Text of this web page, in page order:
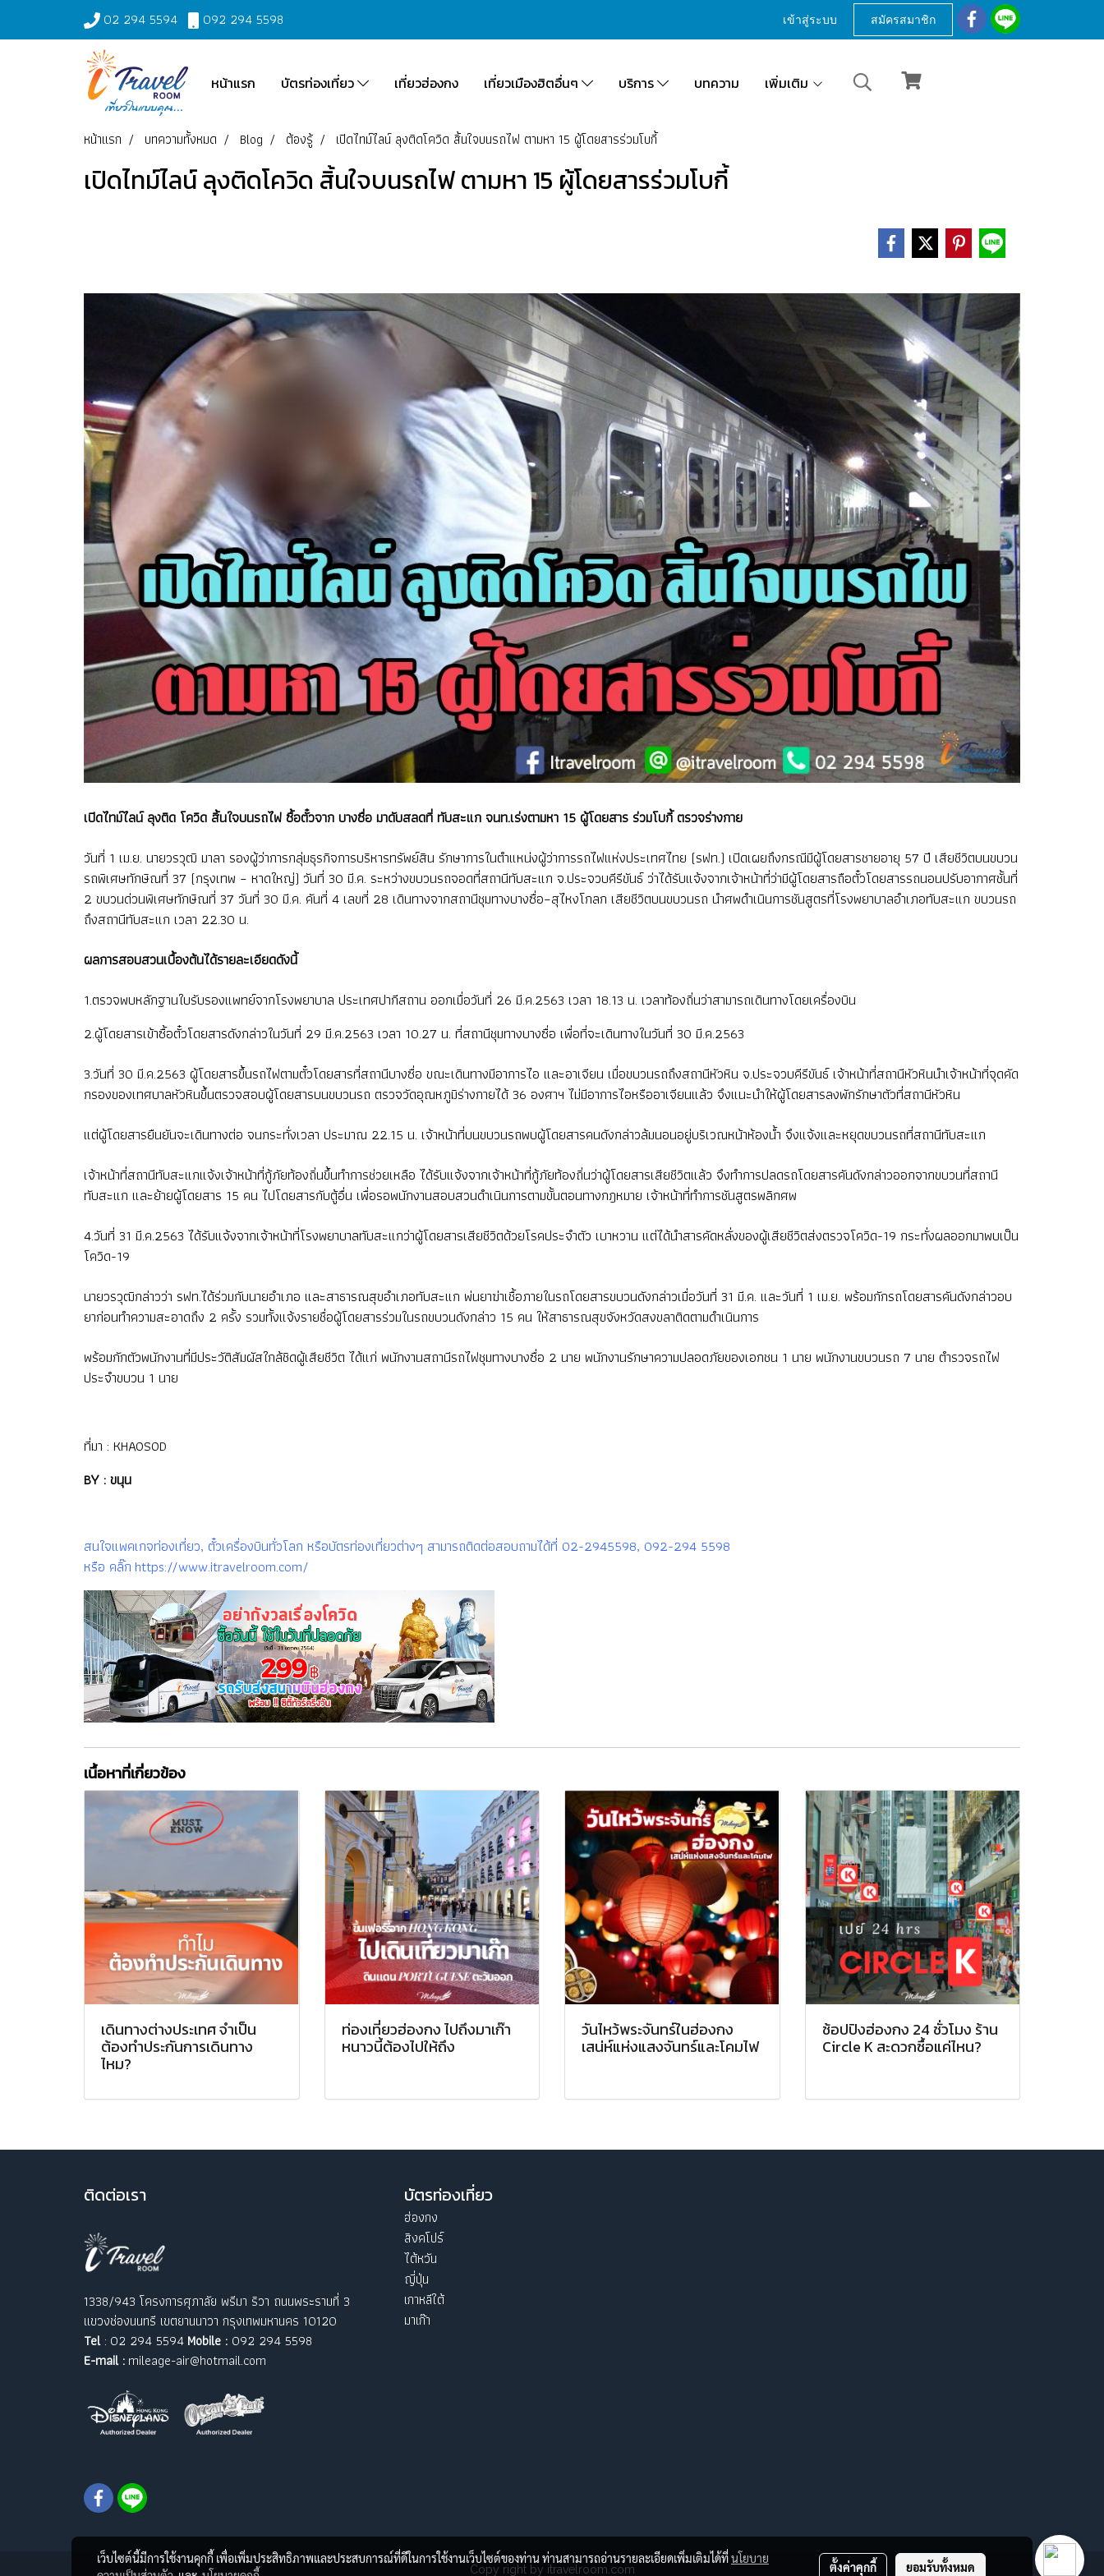
02 294 5594 092 294 5598 เข้าสู่ระบบ สมัครสมาชิก
หน้าแรก บัตรท่องเที่ยว เที่ยวฮ่องกง เที่ยวเมืองฮิตอื่นๆ บริการ บทความ เพิ่มเติม
หน้าแรก บทความทั้งหมด Blog ต้องรู้ เปิดไทม์ไลน์ ลุงติดโควิด สิ้นใจบนรถไฟ ตามหา 15 ผู้โดยสารร่วมโบกี้
เปิดไทม์ไลน์ ลุงติดโควิด สิ้นใจบนรถไฟ ตามหา 15 ผู้โดยสารร่วมโบกี้
เปิดไทม์ไลน์ ลุงติด โควิด สิ้นใจบนรถไฟ ซื้อตั๋วจาก บางซื่อ มาดับสลดที่ ทับสะแก จนท.เร่งตามหา 15 ผู้โดยสาร ร่วมโบกี้ ตรวจร่างกาย
วันที่ 1 เม.ย. นายวรวุฒิ มาลา รองผู้ว่าการกลุ่มธุรกิจการบริหารทรัพย์สิน รักษาการในตำแหน่งผู้ว่าการรถไฟแห่งประเทศไทย (รฟท.) เปิดเผยถึงกรณีมีผู้โดยสารชายอายุ 57 ปี เสียชีวิตบนขบวน
รถพิเศษทักษิณที่ 37 (กรุงเทพ – หาดใหญ่) วันที่ 30 มี.ค. ระหว่างขบวนรถจอดที่สถานีทับสะแก จ.ประจวบคีรีขันธ์ ว่าได้รับแจ้งจากเจ้าหน้าที่ว่ามีผู้โดยสารถือตั๋วโดยสารรถนอนปรับอากาศชั้นที่
2 ขบวนด่วนพิเศษทักษิณที่ 37 วันที่ 30 มี.ค. คันที่ 4 เลขที่ 28 เดินทางจากสถานีชุมทางบางซื่อ–สุไหงโกลก เสียชีวิตบนขบวนรถ นำศพดำเนินการชันสูตรที่โรงพยาบาลอำเภอทับสะแก ขบวนรถ
ถึงสถานีทับสะแก เวลา 22.30 น.
ผลการสอบสวนเบื้องต้นได้รายละเอียดดังนี้
1.ตรวจพบหลักฐานใบรับรองแพทย์จากโรงพยาบาล ประเทศปากีสถาน ออกเมื่อวันที่ 26 มี.ค.2563 เวลา 18.13 น. เวลาท้องถิ่นว่าสามารถเดินทางโดยเครื่องบิน
2.ผู้โดยสารเข้าซื้อตั๋วโดยสารดังกล่าวในวันที่ 29 มี.ค.2563 เวลา 10.27 น. ที่สถานีชุมทางบางซื่อ เพื่อที่จะเดินทางในวันที่ 30 มี.ค.2563
3.วันที่ 30 มี.ค.2563 ผู้โดยสารขึ้นรถไฟตามตั๋วโดยสารที่สถานีบางซื่อ ขณะเดินทางมีอาการไอ และอาเจียน เมื่อขบวนรถถึงสถานีหัวหิน จ.ประจวบคีรีขันธ์ เจ้าหน้าที่สถานีหัวหินนำเจ้าหน้าที่จุดคัด
กรองของเทศบาลหัวหินขึ้นตรวจสอบผู้โดยสารบนขบวนรถ ตรวจวัดอุณหภูมิร่างกายได้ 36 องศาฯ ไม่มีอาการไอหรืออาเจียนแล้ว จึงแนะนำให้ผู้โดยสารลงพักรักษาตัวที่สถานีหัวหิน
แต่ผู้โดยสารยืนยันจะเดินทางต่อ จนกระทั่งเวลา ประมาณ 22.15 น. เจ้าหน้าที่บนขบวนรถพบผู้โดยสารคนดังกล่าวล้มนอนอยู่บริเวณหน้าห้องน้ำ จึงแจ้งและหยุดขบวนรถที่สถานีทับสะแก
เจ้าหน้าที่สถานีทับสะแกแจ้งเจ้าหน้าที่กู้ภัยท้องถิ่นขึ้นทำการช่วยเหลือ ได้รับแจ้งจากเจ้าหน้าที่กู้ภัยท้องถิ่นว่าผู้โดยสารเสียชีวิตแล้ว จึงทำการปลดรถโดยสารคันดังกล่าวออกจากขบวนที่สถานี
ทับสะแก และย้ายผู้โดยสาร 15 คน ไปโดยสารกับตู้อื่น เพื่อรอพนักงานสอบสวนดำเนินการตามขั้นตอนทางกฎหมาย เจ้าหน้าที่ทำการชันสูตรพลิกศพ
4.วันที่ 31 มี.ค.2563 ได้รับแจ้งจากเจ้าหน้าที่โรงพยาบาลทับสะแกว่าผู้โดยสารเสียชีวิตด้วยโรคประจำตัว เบาหวาน แต่ได้นำสารคัดหลั่งของผู้เสียชีวิตส่งตรวจโควิด-19 กระทั่งผลออกมาพบเป็น
โควิด-19
นายวรวุฒิกล่าวว่า รฟท.ได้ร่วมกับนายอำเภอ และสาธารณสุขอำเภอทับสะแก พ่นยาฆ่าเชื้อภายในรถโดยสารขบวนดังกล่าวเมื่อวันที่ 31 มี.ค. และวันที่ 1 เม.ย. พร้อมกักรถโดยสารคันดังกล่าวอบ
ยาก่อนทำความสะอาดถึง 2 ครั้ง รวมทั้งแจ้งรายชื่อผู้โดยสารร่วมในรถขบวนดังกล่าว 15 คน ให้สาธารณสุขจังหวัดสงขลาติดตามดำเนินการ
พร้อมกักตัวพนักงานที่มีประวัติสัมผัสใกล้ชิดผู้เสียชีวิต ได้แก่ พนักงานสถานีรถไฟชุมทางบางซื่อ 2 นาย พนักงานรักษาความปลอดภัยของเอกชน 1 นาย พนักงานขบวนรถ 7 นาย ตำรวจรถไฟ
ประจำขบวน 1 นาย
ที่มา : KHAOSOD
BY : ขนุน
สนใจแพคเกจท่องเที่ยว, ตั๋วเครื่องบินทั่วโลก หรือบัตรท่องเที่ยวต่างๆ สามารถติดต่อสอบถามได้ที่ 02-2945598, 092-294 5598
หรือ คลิ๊ก https://www.itravelroom.com/
เนื้อหาที่เกี่ยวข้อง
เดินทางต่างประเทศ จำเป็น
ต้องทำประกันการเดินทาง
ไหม?
ท่องเที่ยวฮ่องกง ไปถึงมาเก๊า
หนาวนี้ต้องไปให้ถึง
วันไหว้พระจันทร์ในฮ่องกง
เสน่ห์แห่งแสงจันทร์และโคมไฟ
ช้อปปิงฮ่องกง 24 ชั่วโมง ร้าน
Circle K สะดวกซื้อแค่ไหน?
ติดต่อเรา
1338/943 โครงการศุภาลัย พรีมา ริวา ถนนพระรามที่ 3
แขวงช่องนนทรี เขตยานนาวา กรุงเทพมหานคร 10120
Tel: 02 294 5594 Mobile : 092 294 5598
E-mail : mileage-air@hotmail.com
บัตรท่องเที่ยว
ฮ่องกง
สิงคโปร์
ไต้หวัน
ญี่ปุ่น
เกาหลีใต้
มาเก๊า
Copy right by itravelroom.com
เว็บไซต์นี้มีการใช้งานคุกกี้ เพื่อเพิ่มประสิทธิภาพและประสบการณ์ที่ดีในการใช้งานเว็บไซต์ของท่าน ท่านสามารถอ่านรายละเอียดเพิ่มเติมได้ที่นโยบาย
ตั้งค่าคุกกี้ ยอมรับทั้งหมด